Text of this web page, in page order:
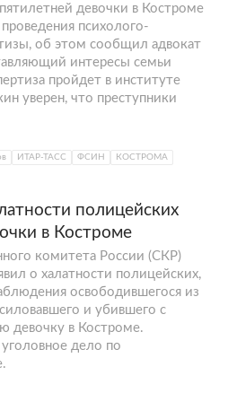
девочки в Костроме
психолого-
об этом сообщил адвокат
интересы семьи
пройдет в институте
уверен, что преступники
ИТАР-ТАСС ФСИН
КОСТРОМА
полицейских
в Костроме
комитета России (СКР)
о халатности полицейских,
освободившегося из
и убившего с
девочку в Костроме.
дело по